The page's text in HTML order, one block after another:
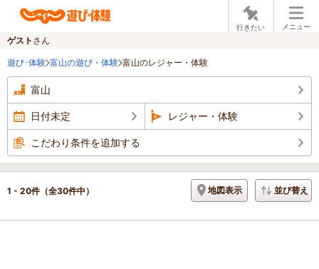
行きたい メニュー
ゲスト さん
遊び･体験 富山の遊び・体験 富山のレジャー・体験
富山
日付未定 レジャー・体験
こだわり条件を追加する
1 - 20件（全30件中） 地図表示 並び替え